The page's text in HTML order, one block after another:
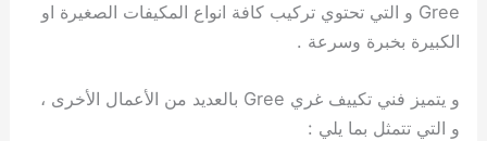
Gree و التي تحتوي تركيب كافة انواع المكيفات الصغيرة او
الكبيرة بخبرة وسرعة .
و يتميز فني تكييف غري Gree بالعديد من الأعمال الأخرى ،
و التي تتمثل بما يلي :